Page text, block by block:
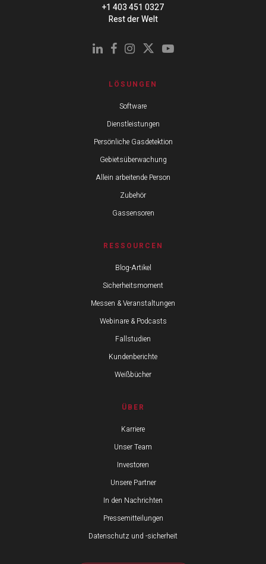
+1 403 451 0327
Rest der Welt
LÖSUNGEN
Software
Dienstleistungen
Persönliche Gasdetektion
Gebietsüberwachung
Allein arbeitende Person
Zubehör
Gassensoren
RESSOURCEN
Blog-Artikel
Sicherheitsmoment
Messen & Veranstaltungen
Webinare & Podcasts
Fallstudien
Kundenberichte
Weißbücher
ÜBER
Karriere
Unser Team
Investoren
Unsere Partner
In den Nachrichten
Pressemitteilungen
Datenschutz und -sicherheit